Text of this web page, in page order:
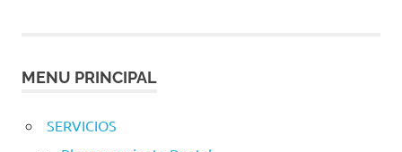
MENU PRINCIPAL
SERVICIOS